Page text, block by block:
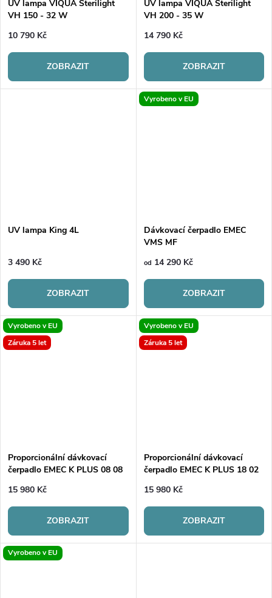
UV lampa VIQUA Sterilight
VH 150 - 32 W
10 790 Kč
ZOBRAZIT
UV lampa VIQUA Sterilight
VH 200 - 35 W
14 790 Kč
ZOBRAZIT
UV lampa King 4L
3 490 Kč
ZOBRAZIT
Vyrobeno v EU
Dávkovací čerpadlo EMEC
VMS MF
od 14 290 Kč
ZOBRAZIT
Vyrobeno v EU
Záruka 5 let
Proporcionální dávkovací
čerpadlo EMEC K PLUS 08 08
15 980 Kč
ZOBRAZIT
Vyrobeno v EU
Záruka 5 let
Proporcionální dávkovací
čerpadlo EMEC K PLUS 18 02
15 980 Kč
ZOBRAZIT
Vyrobeno v EU